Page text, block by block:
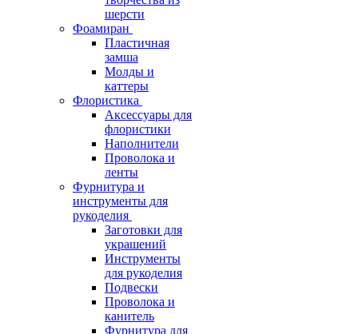
шерсти
Фоамиран
Пластичная
замша
Молды и
каттеры
Флористика
Аксессуары для
флористики
Наполнители
Проволока и
ленты
Фурнитура и
инструменты для
рукоделия
Заготовки для
украшений
Инструменты
для рукоделия
Подвески
Проволока и
канитель
Фурнитура для